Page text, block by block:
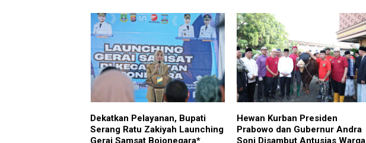
Dekatkan Pelayanan, Bupati
Serang Ratu Zakiyah Launching
Gerai Samsat Bojonegara*
Hewan Kurban Presiden
Prabowo dan Gubernur Andra
Soni Disambut Antusias Warga